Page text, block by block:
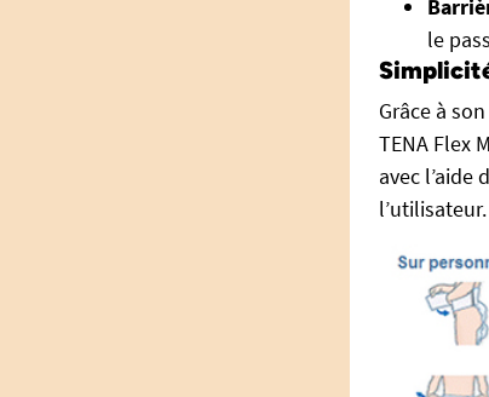
le
Grâce à
TENA Flex
avec
l’utilisateur.